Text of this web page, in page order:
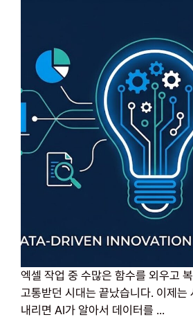
엑셀 작업 중 수많은 함수를 외우고
고통받던 시대는 끝났습니다. 이제는
내리면 AI가 알아서 데이터를 ...